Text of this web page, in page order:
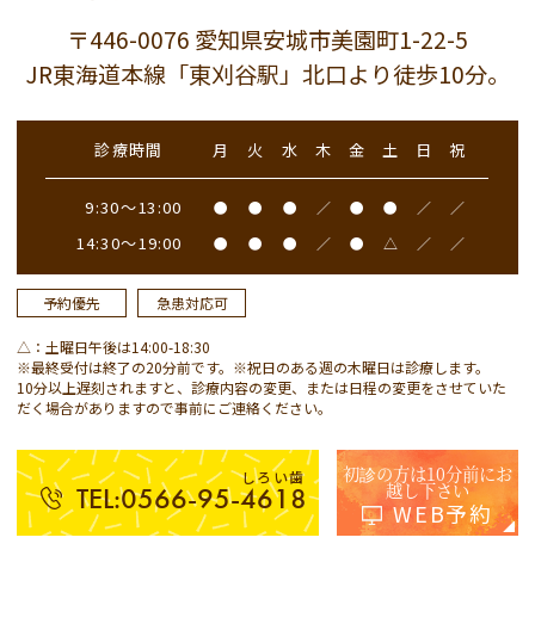
〒446-0076 愛知県安城市美園町1-22-5
JR東海道本線「東刈谷駅」北口より徒歩10分。
診療時間 月 火 水 木 金 土 日 祝
9:30～13:00 ● ● ● ／ ● ● ／ ／
14:30～19:00 ● ● ● ／ ● △ ／ ／
予約優先 急患対応可
△：土曜日午後は14:00-18:30
※最終受付は終了の20分前です。※祝日のある週の木曜日は診療します。
10分以上遅刻されますと、診療内容の変更、または日程の変更をさせていた
だく場合がありますので事前にご連絡ください。
しろい歯
TEL:0566-95-4618
初診の方は10分前にお
越し下さい
WEB予約